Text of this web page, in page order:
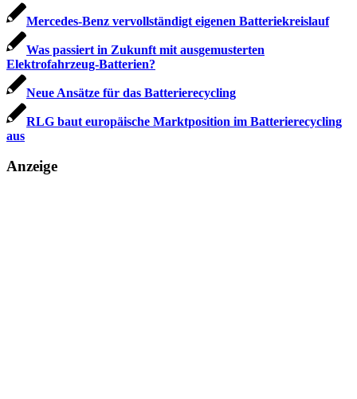
Mercedes-Benz vervollständigt eigenen Batteriekreislauf
Was passiert in Zukunft mit ausgemusterten
Elektrofahrzeug-Batterien?
Neue Ansätze für das Batterierecycling
RLG baut europäische Marktposition im Batterierecycling
aus
Anzeige